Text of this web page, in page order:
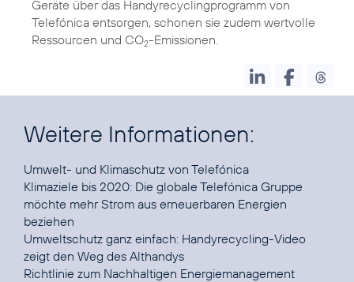
Geräte über das Handyrecyclingprogramm von
Telefónica entsorgen, schonen sie zudem wertvolle
Ressourcen und CO2-Emissionen.
Weitere Informationen:
Umwelt- und Klimaschutz
Klimaziele bis 2020: Die globale Telefónica Gruppe
möchte mehr Strom aus erneuerbaren Energien
beziehen
Umweltschutz ganz einfach: Handyrecycling-Video
zeigt den Weg des Althandys
Richtlinie zum Nachhaltigen Energiemanagement